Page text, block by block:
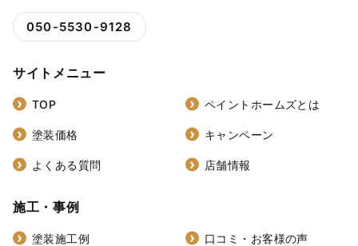
050-5530-9128
サイトメニュー
TOP ペイントホームズとは
塗装価格 キャンペーン
よくある質問 店舗情報
施工・事例
塗装施工例 口コミ・お客様の声